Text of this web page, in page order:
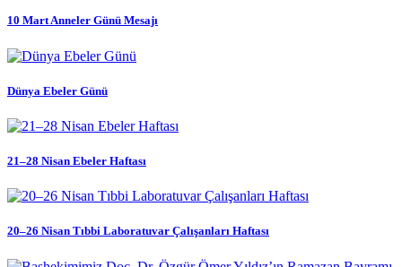
10 Mart Anneler Günü Mesajı
Dünya Ebeler Günü
21–28 Nisan Ebeler Haftası
20–26 Nisan Tıbbi Laboratuvar Çalışanları Haftası